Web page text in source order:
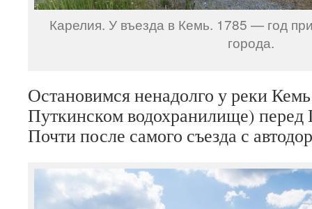
Карелия. У въезда в Кемь. 1785 — год
города.
Остановимся ненадолго у реки
Путкинском водохранилище)
Почти после самого съезда с